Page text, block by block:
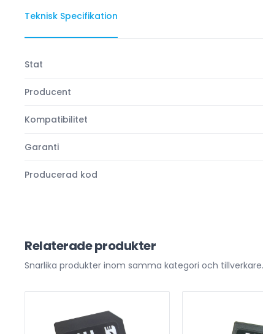
Teknisk Specifikation
Stat
Producent
Kompatibilitet
Garanti
Producerad kod
Relaterade produkter
Snarlika produkter inom samma kategori och tillverkare.